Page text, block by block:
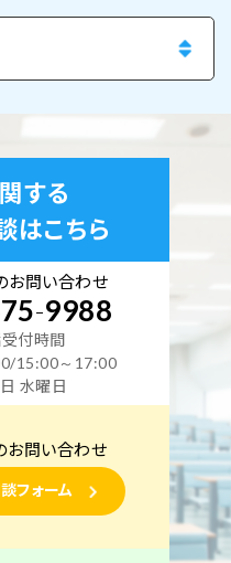
する
はこちら
お問い合わせ
-9988
付時間
15:00～17:00
水曜日
お問い合わせ
フォーム